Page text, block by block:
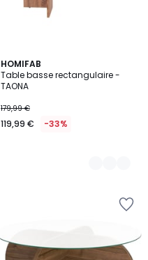
HOMIFAB
Table basse rectangulaire -
TAONA
179,99 €
119,99 € -33%
7
Couleurs